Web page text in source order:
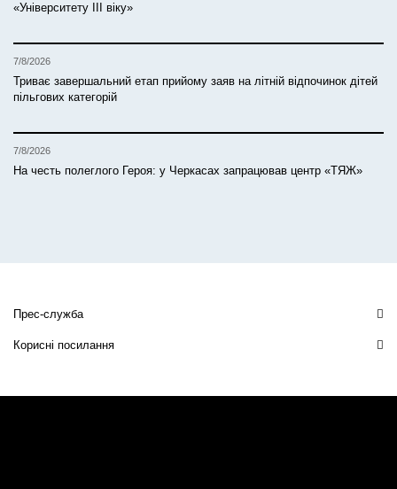
«Університету ІІІ віку»
7/8/2026
Триває завершальний етап прийому заяв на літній відпочинок дітей
пільгових категорій
7/8/2026
На честь полеглого Героя: у Черкасах запрацював центр «ТЯЖ»
Прес-служба
Корисні посилання